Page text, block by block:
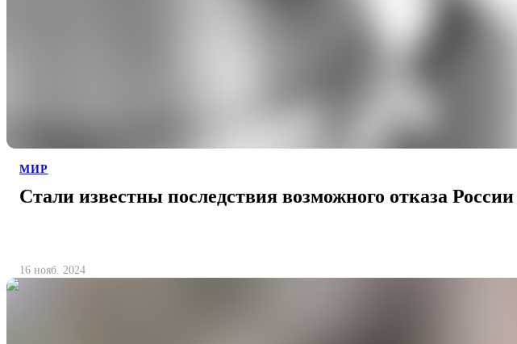
МИР
Стали известны последствия возможного отказа России
16 нояб. 2024